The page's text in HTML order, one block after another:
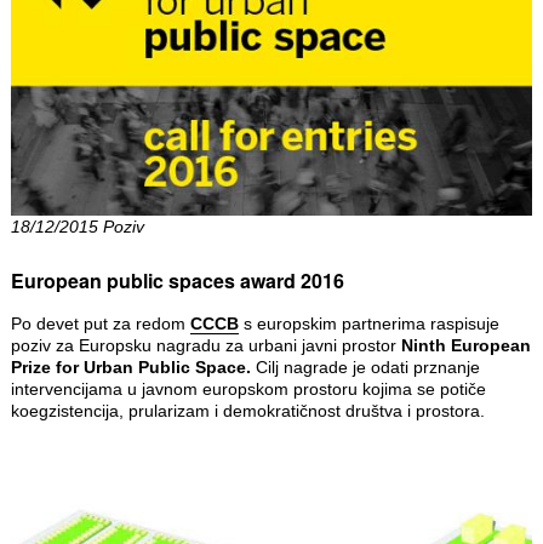
18/12/2015 Poziv
European public spaces award 2016
Po devet put za redom CCCBs europskim partnerima raspisuje
poziv za Europsku nagradu za urbani javni prostorNinth European
Prize for Urban Public Space. Cilj nagrade je odati prznanje
intervencijama u javnom europskom prostoru kojima se potiče
koegzistencija, prularizam i demokratičnost društva i prostora.